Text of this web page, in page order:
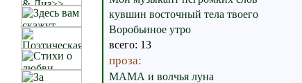
кувшин восточный тела твоего
Воробьиное утро
всего: 13
проза:
МАМА и волчья луна